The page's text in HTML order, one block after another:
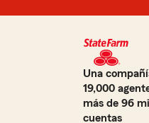
Una
19,000
más de 96
cuentas